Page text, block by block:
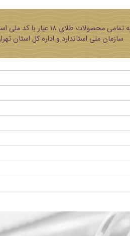
سازمان ملی استاندارد و اداره کل استان